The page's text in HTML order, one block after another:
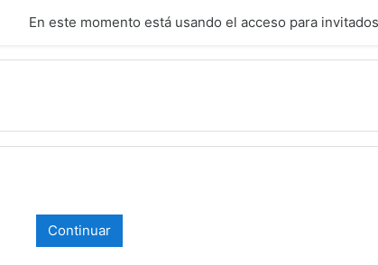
En este momento está usando el acceso para
Continuar